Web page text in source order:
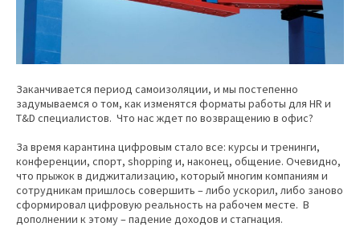
Заканчивается период самоизоляции, и мы постепенно
задумываемся о том, как изменятся форматы работы для HR и
T&D специалистов. Что нас ждет по возвращению в офис?
За время карантина цифровым стало все: курсы и тренинги,
конференции, спорт, shopping и, наконец, общение. Очевидно,
что прыжок в диджитализацию, который многим компаниям и
сотрудникам пришлось совершить – либо ускорил, либо заново
сформировал цифровую реальность на рабочем месте. В
дополнении к этому – падение доходов и стагнация.